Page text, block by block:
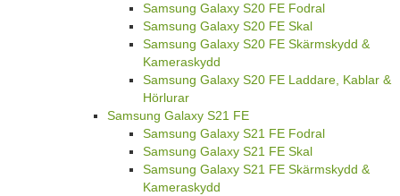
Samsung Galaxy S20 FE Fodral
Samsung Galaxy S20 FE Skal
Samsung Galaxy S20 FE Skärmskydd &
Kameraskydd
Samsung Galaxy S20 FE Laddare, Kablar &
Hörlurar
Samsung Galaxy S21 FE
Samsung Galaxy S21 FE Fodral
Samsung Galaxy S21 FE Skal
Samsung Galaxy S21 FE Skärmskydd &
Kameraskydd